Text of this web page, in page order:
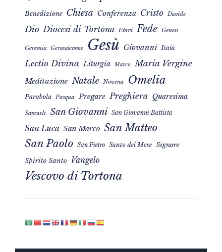
Benedizione Chiesa Conferenza Cristo Davide
Dio Diocesi di Tortona Ebrei Fede Genesi
Geremia Gerusalemme Gesù Giovanni Isaia
Lectio Divina Liturgia Marco Maria Vergine
Meditazione Natale Novena Omelia
Parabola Pasqua Pregare Preghiera Quaresima
Samuele San Giovanni San Giovanni Battista
San Luca San Marco San Matteo
San Paolo San Pietro Santo del Mese Signore
Spirito Santo Vangelo
Vescovo di Tortona